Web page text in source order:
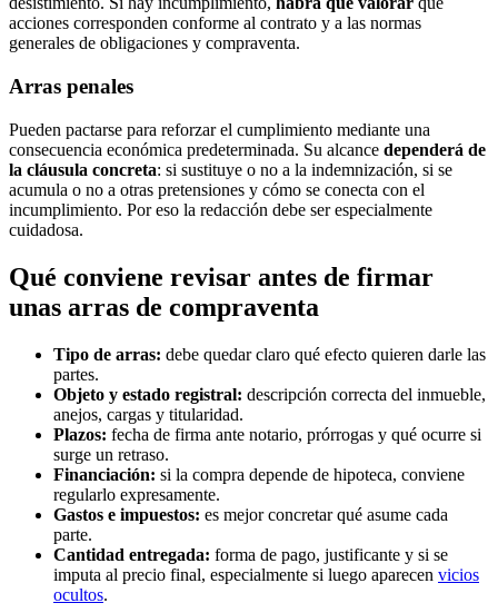
acciones corresponden conforme al contrato y a las normas
generales de obligaciones y compraventa.
Arras penales
Pueden pactarse para reforzar el cumplimiento mediante una
consecuencia económica predeterminada. Su alcance dependerá de
la cláusula concreta: si sustituye o no a la indemnización, si se
acumula o no a otras pretensiones y cómo se conecta con el
incumplimiento. Por eso la redacción debe ser especialmente
cuidadosa.
Qué conviene revisar antes de firmar
unas arras de compraventa
Tipo de arras: debe quedar claro qué efecto quieren darle las
partes.
Objeto y estado registral: descripción correcta del inmueble,
anejos, cargas y titularidad.
Plazos: fecha de firma ante notario, prórrogas y qué ocurre si
surge un retraso.
Financiación: si la compra depende de hipoteca, conviene
regularlo expresamente.
Gastos e impuestos: es mejor concretar qué asume cada
parte.
Cantidad entregada: forma de pago, justificante y si se
imputa al precio final, especialmente si luego aparecen vicios
ocultos.